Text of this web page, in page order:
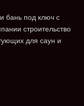
бань под ключ с
строительство
для саун и